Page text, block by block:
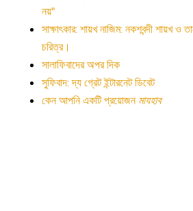
নয়"
সাক্ষাৎকার: শায়খ নাজিম: নকশবন্দী শায়খ ও
চরিত্র।
সালাফিবাদের অপর দিক
সুফিবাদ: দ্য গ্রেট ইন্টারনেট ডিবেট
কেন আপনি একটি প্রয়োজনমাযহাব